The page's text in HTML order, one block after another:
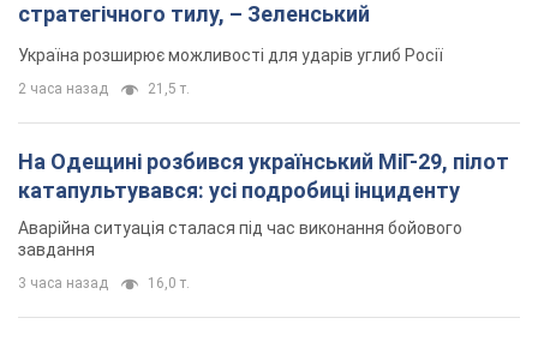
стратегічного тилу, – Зеленський
Україна розширює можливості для ударів углиб Росії
2 часа назад 21,5 т.
На Одещині розбився український МіГ-29, пілот
катапультувався: усі подробиці інциденту
Аварійна ситуація сталася під час виконання бойового
завдання
3 часа назад 16,0 т.